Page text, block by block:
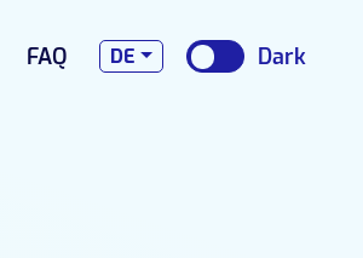
FAQ DE